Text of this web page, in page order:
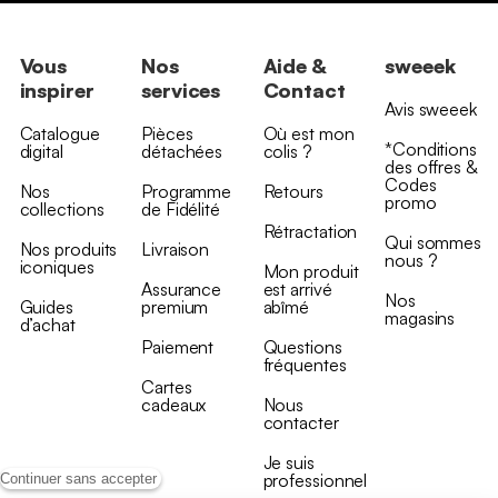
Continuer sans accepter
Vous
inspirer
Catalogue
digital
Nos
collections
Nos produits
iconiques
Guides
d’achat
Nos
services
Pièces
détachées
Programme
de Fidélité
Livraison
Assurance
premium
Paiement
Cartes
cadeaux
Aide &
Contact
Où est mon
colis ?
Retours
Rétractation
Mon produit
est arrivé
abîmé
Questions
fréquentes
Nous
contacter
Je suis
professionnel
sweeek
Avis sweeek
*Conditions
des offres &
Codes
promo
Qui sommes
nous ?
Nos
magasins